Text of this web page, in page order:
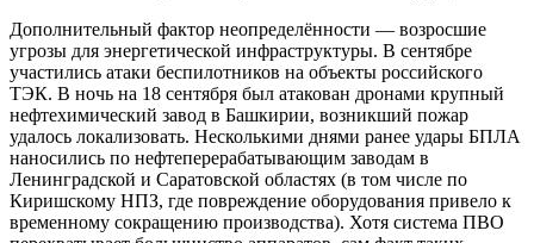
Дополнительный фактор неопределённости — возросшие
угрозы для энергетической инфраструктуры. В сентябре
участились атаки беспилотников на объекты российского
ТЭК. В ночь на 18 сентября был атакован дронами крупный
нефтехимический завод в Башкирии, возникший пожар
удалось локализовать. Несколькими днями ранее удары БПЛА
наносились по нефтеперерабатывающим заводам в
Ленинградской и Саратовской областях (в том числе по
Киришскому НПЗ, где повреждение оборудования привело к
временному сокращению производства). Хотя система ПВО